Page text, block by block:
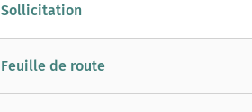
Sollicitation
Feuille de route